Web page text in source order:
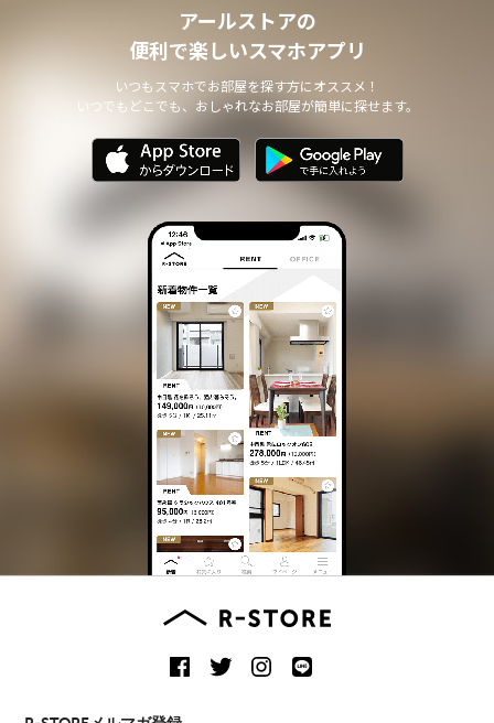
アールストアの
便利で楽しいスマホアプリ
いつもスマホでお部屋を探す方にオススメ！
いつでもどこでも、おしゃれなお部屋が簡単に探せます。